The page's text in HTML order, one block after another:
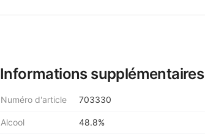
Informations supplémentaires
Numéro d'article 703330
Alcool 48.8%